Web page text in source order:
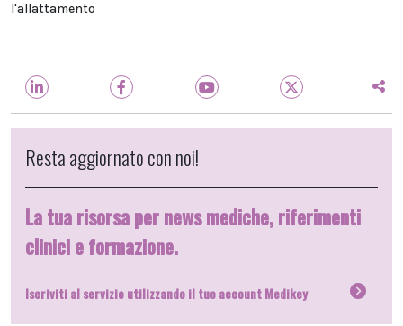
l'allattamento
Resta aggiornato con noi!
La tua risorsa per news mediche, riferimenti
clinici e formazione.
Iscriviti al servizio utilizzando il tuo account Medikey